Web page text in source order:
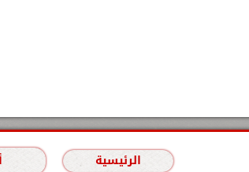
الرئيسية